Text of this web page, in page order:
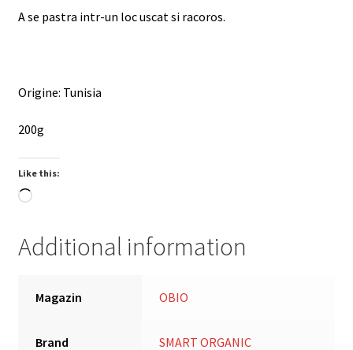
A se pastra intr-un loc uscat si racoros.
Origine: Tunisia
200g
Like this:
Loading…
Additional information
Magazin OBIO
Brand SMART ORGANIC